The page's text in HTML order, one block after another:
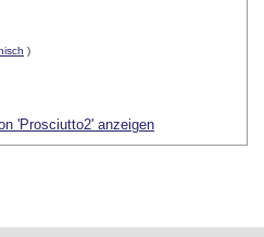
)
'Prosciutto2' anzeigen